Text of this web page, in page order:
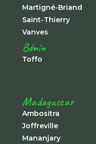
Martigné-Briand
Saint-Thierry
Vanves
Bénin
Toffo
Madagascar
Ambositra
Joffreville
Mananjary